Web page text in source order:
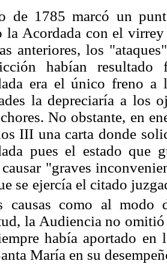
de 1785 marcó un
la Acordada con el
anteriores, los
habían
era el único freno a
la depreciaría a los
No obstante, en
III una carta donde
pues el estado que
"graves
se ejercía el citado
causas como al modo
la Audiencia no
había aportado
María en su